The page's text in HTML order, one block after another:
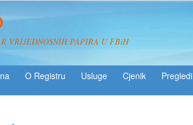
VRIJEDNOSNIH PAPIRA U FBiH
O Registru Usluge Pregledi